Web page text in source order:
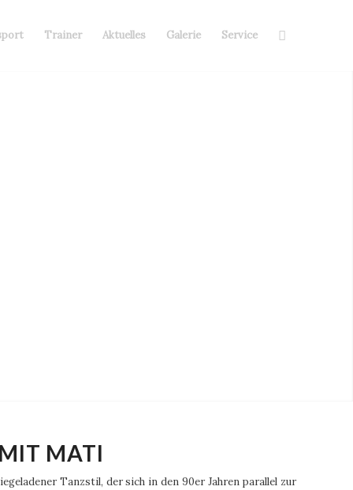
Trainer Aktuelles Galerie Service
MATI
Tanzstil, der sich in den 90er Jahren parallel zur